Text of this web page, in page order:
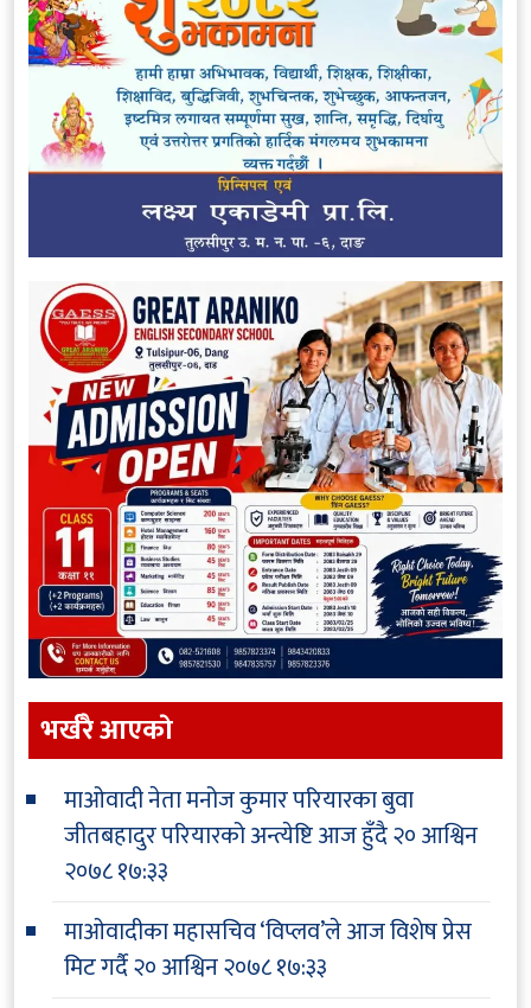
भर्खरै आएकाे
माओवादी नेता मनोज कुमार परियारका बुवा
जीतबहादुर परियारको अन्त्येष्टि आज हुँदै२० आश्विन
२०७८ १७:३३
माओवादीका महासचिव ‘विप्लव’ले आज विशेष प्रेस
मिट गर्दै२० आश्विन २०७८ १७:३३